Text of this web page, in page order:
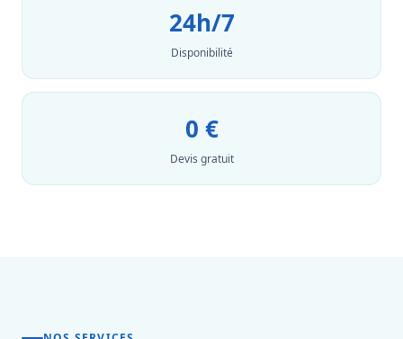
24h/7
Disponibilité
0 €
Devis gratuit